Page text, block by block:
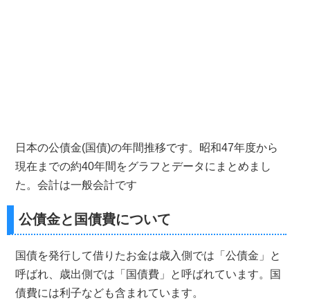
日本の公債金(国債)の年間推移です。昭和47年度から
現在までの約40年間をグラフとデータにまとめまし
た。会計は一般会計です
公債金と国債費について
国債を発行して借りたお金は歳入側では「公債金」と
呼ばれ、歳出側では「国債費」と呼ばれています。国
債費には利子なども含まれています。